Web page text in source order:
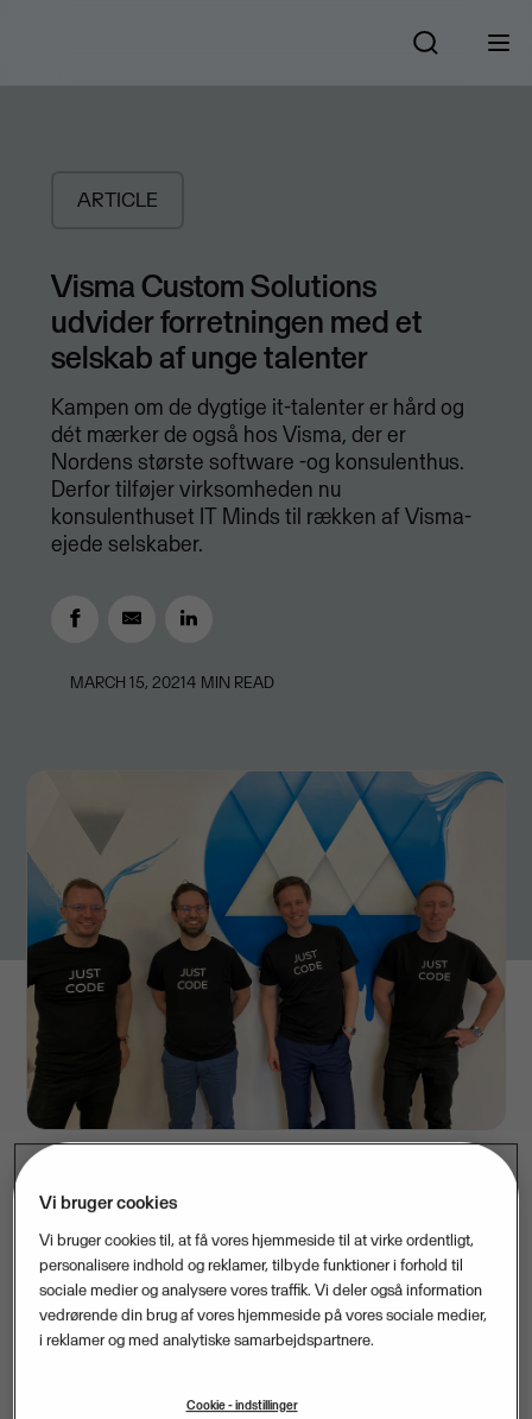
ARTICLE
Visma Custom Solutions
udvider forretningen med et
selskab af unge talenter
Kampen om de dygtige it-talenter er hård og
dét mærker de også hos Visma, der er
Nordens største software -og konsulenthus.
Derfor tilføjer virksomheden nu
konsulenthuset IT Minds til rækken af Visma-
ejede selskaber.
MARCH 15, 20214 MIN READ
Kampen om de dygtige it-talenter er hård og dét
mærker de også hos Visma, der er Nordens største
software -og konsulenthus. Derfor tilføjer virksomheden
nu konsulenthuset IT Minds til rækken af Visma-ejede
selskaber.
Højt specialiserede IT-konsulenter og talenter
Vi bruger cookies
Vi bruger cookies til, at få vores hjemmeside til at virke ordentligt,
personalisere indhold og reklamer, tilbyde funktioner i forhold til
sociale medier og analysere vores traffik. Vi deler også information
vedrørende din brug af vores hjemmeside på vores sociale medier,
i reklamer og med analytiske samarbejdspartnere.
Cookie - indstillinger